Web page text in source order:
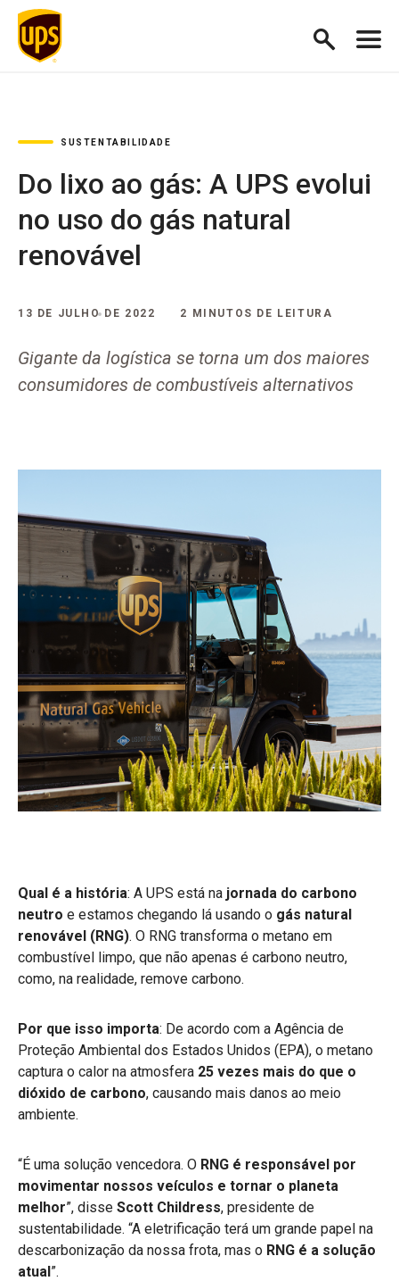
SUSTENTABILIDADE
Do lixo ao gás: A UPS evolui
no uso do gás natural
renovável
13 DE JULHO DE 2022 2 MINUTOS DE LEITURA
Gigante da logística se torna um dos maiores
consumidores de combustíveis alternativos
Qual é a história: A UPS está na jornada do carbono
neutro e estamos chegando lá usando o gás natural
renovável (RNG). O RNG transforma o metano em
combustível limpo, que não apenas é carbono neutro,
como, na realidade, remove carbono.
Por que isso importa: De acordo com a Agência de
Proteção Ambiental dos Estados Unidos (EPA), o metano
captura o calor na atmosfera 25 vezes mais do que o
dióxido de carbono, causando mais danos ao meio
ambiente.
“É uma solução vencedora. O RNG é responsável por
movimentar nossos veículos e tornar o planeta
melhor”, disse Scott Childress, presidente de
sustentabilidade. “A eletrificação terá um grande papel na
descarbonização da nossa frota, mas o RNG é a solução
atual”.